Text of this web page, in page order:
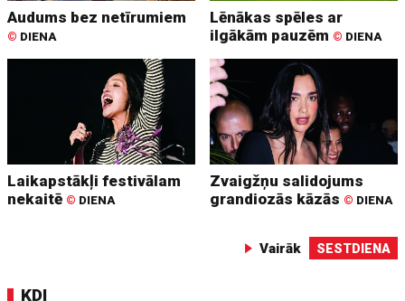
Audums bez netīrumiem
© DIENA
Lēnākas spēles ar
ilgākām pauzēm © DIENA
Laikapstākļi festivālam
nekaitē © DIENA
Zvaigžņu salidojums
grandiozās kāzās © DIENA
Vairāk SESTDIENA
KDI